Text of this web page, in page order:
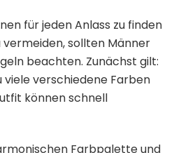
für jeden Anlass zu finden
sollten Männer
beachten. Zunächst gilt:
viele verschiedene Farben
können schnell
Farbpalette und